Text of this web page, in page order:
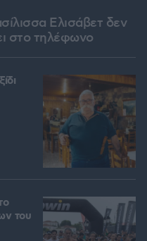
Ελισάβετ δεν
στο τηλέφωνο
του